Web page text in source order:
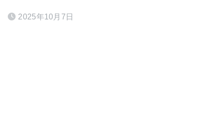
2025年10月7日